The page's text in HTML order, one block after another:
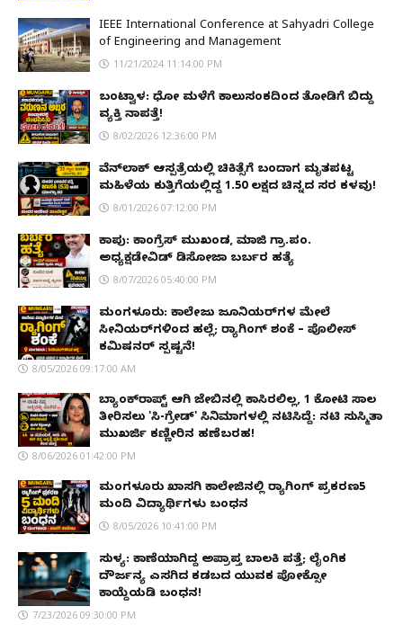
IEEE International Conference at Sahyadri College
of Engineering and Management
11/21/2024 11:14:00 PM
ಬಂಟ್ವಾಳ: ಧೋ ಮಳೆಗೆ ಕಾಲುಸಂಕದಿಂದ ತೋಡಿಗೆ ಬಿದ್ದು
ವ್ಯಕ್ತಿ ನಾಪತ್ತೆ!
8/02/2026 12:36:00 PM
ವೆನ್‌ಲಾಕ್ ಆಸ್ಪತ್ರೆಯಲ್ಲಿ ಚಿಕಿತ್ಸೆಗೆ ಬಂದಾಗ ಮೃತಪಟ್ಟ
ಮಹಿಳೆಯ ಕುತ್ತಿಗೆಯಲ್ಲಿದ್ದ ₹1.50 ಲಕ್ಷದ ಚಿನ್ನದ ಸರ ಕಳವು!
8/01/2026 07:12:00 PM
ಕಾಪು: ಕಾಂಗ್ರೆಸ್ ಮುಖಂಡ, ಮಾಜಿ ಗ್ರಾ.ಪಂ.
ಅಧ್ಯಕ್ಷಡೇವಿಡ್ ಡಿಸೋಜಾ ಬರ್ಬರ ಹತ್ಯೆ
8/07/2026 05:40:00 PM
ಮಂಗಳೂರು: ಕಾಲೇಜು ಜೂನಿಯರ್‌ಗಳ ಮೇಲೆ
ಸೀನಿಯರ್‌ಗಳಿಂದ ಹಲ್ಲೆ; ರ‌್ಯಾಗಿಂಗ್ ಶಂಕೆ – ಪೊಲೀಸ್
ಕಮಿಷನರ್ ಸ್ಪಷ್ಟನೆ!
8/05/2026 09:17:00 AM
ಬ್ಯಾಂಕ್‌ರಾಪ್ಟ್‌ ಆಗಿ ಜೇಬಿನಲ್ಲಿ ಕಾಸಿರಲಿಲ್ಲ, ₹1 ಕೋಟಿ ಸಾಲ
ತೀರಿಸಲು 'ಸಿ-ಗ್ರೇಡ್' ಸಿನಿಮಾಗಳಲ್ಲಿ ನಟಿಸಿದ್ದೆ: ನಟಿ ಸುಸ್ಮಿತಾ
ಮುಖರ್ಜಿ ಕಣ್ಣೀರಿನ ಹಣೆಬರಹ!
8/06/2026 01:42:00 PM
ಮಂಗಳೂರು ಖಾಸಗಿ ಕಾಲೇಜಿನಲ್ಲಿ ರ‌್ಯಾಗಿಂಗ್ ಪ್ರಕರಣ5
ಮಂದಿ ವಿದ್ಯಾರ್ಥಿಗಳು ಬಂಧನ
8/05/2026 10:41:00 PM
ಸುಳ್ಯ: ಕಾಣೆಯಾಗಿದ್ದ ಅಪ್ರಾಪ್ತ ಬಾಲಕಿ ಪತ್ತೆ; ಲೈಂಗಿಕ
ದೌರ್ಜನ್ಯ ಎಸಗಿದ ಕಡಬದ ಯುವಕ ಪೋಕ್ಸೋ
ಕಾಯ್ದೆಯಡಿ ಬಂಧನ!
7/23/2026 09:30:00 PM